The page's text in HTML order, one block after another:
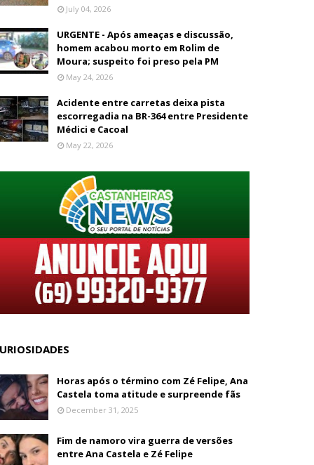
July 04, 2026
URGENTE - Após ameaças e discussão,
homem acabou morto em Rolim de
Moura; suspeito foi preso pela PM
May 24, 2026
Acidente entre carretas deixa pista
escorregadia na BR-364 entre Presidente
Médici e Cacoal
May 22, 2026
Horas após o término com Zé Felipe, Ana
Castela toma atitude e surpreende fãs
December 31, 2025
Fim de namoro vira guerra de versões
entre Ana Castela e Zé Felipe